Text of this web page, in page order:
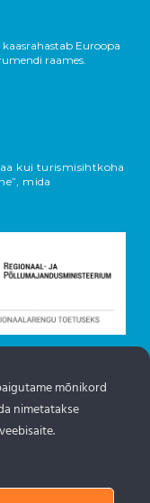
Euroopa
raames.
kui turismisihtkoha
mida
mõnikord
nimetatakse